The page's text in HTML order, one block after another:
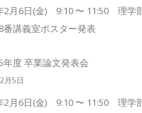
2月6日(金) 9:10 〜 11:50 理学
番講義室ポスター発表
年度 卒業論文発表会
月5日
2月6日(金) 9:10 〜 11:50 理学